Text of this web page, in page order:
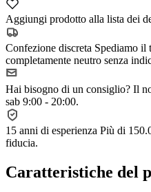
Aggiungi prodotto alla lista dei
Confezione discreta Spediamo il
completamente neutro senza
Hai bisogno di un consiglio? Il
sab 9:00 - 20:00.
15 anni di esperienza Più di
fiducia.
Caratteristiche del